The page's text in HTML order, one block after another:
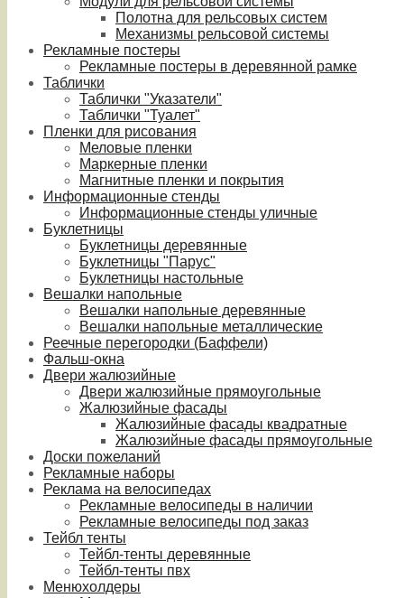
Полотна для рельсовых систем
Механизмы рельсовой системы
Рекламные постеры
Рекламные постеры в деревянной рамке
Таблички
Таблички "Указатели"
Таблички "Туалет"
Пленки для рисования
Меловые пленки
Маркерные пленки
Магнитные пленки и покрытия
Информационные стенды
Информационные стенды уличные
Буклетницы
Буклетницы деревянные
Буклетницы "Парус"
Буклетницы настольные
Вешалки напольные
Вешалки напольные деревянные
Вешалки напольные металлические
Реечные перегородки (Баффели)
Фальш-окна
Двери жалюзийные
Двери жалюзийные прямоугольные
Жалюзийные фасады
Жалюзийные фасады квадратные
Жалюзийные фасады прямоугольные
Доски пожеланий
Рекламные наборы
Реклама на велосипедах
Рекламные велосипеды в наличии
Рекламные велосипеды под заказ
Тейбл тенты
Тейбл-тенты деревянные
Тейбл-тенты пвх
Менюхолдеры